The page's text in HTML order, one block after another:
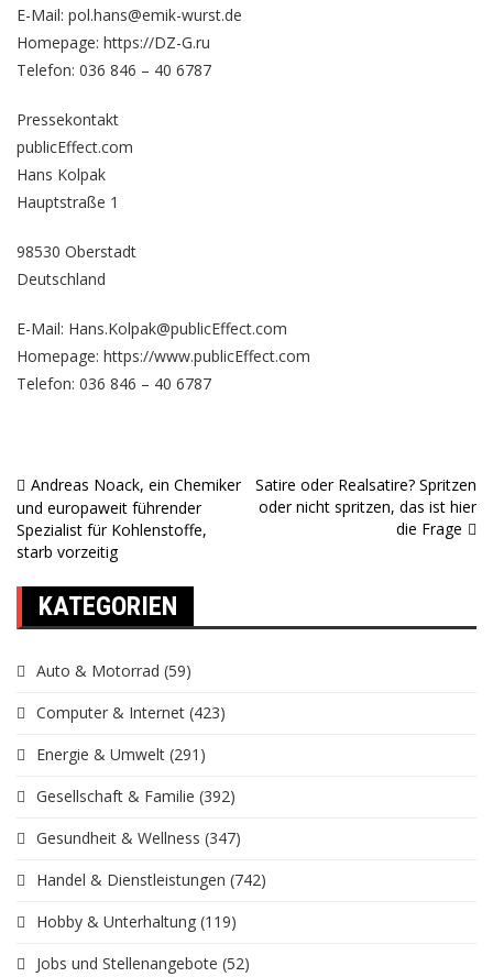
E-Mail: pol.hans@emik-wurst.de
Homepage: https://DZ-G.ru
Telefon: 036 846 – 40 6787
Pressekontakt
publicEffect.com
Hans Kolpak
Hauptstraße 1
98530 Oberstadt
Deutschland
E-Mail: Hans.Kolpak@publicEffect.com
Homepage: https://www.publicEffect.com
Telefon: 036 846 – 40 6787
Beitragsnavigation
Andreas Noack, ein Chemiker
und europaweit führender
Spezialist für Kohlenstoffe,
starb vorzeitig
Satire oder Realsatire? Spritzen
oder nicht spritzen, das ist hier
die Frage
KATEGORIEN
Auto & Motorrad (59)
Computer & Internet (423)
Energie & Umwelt (291)
Gesellschaft & Familie (392)
Gesundheit & Wellness (347)
Handel & Dienstleistungen (742)
Hobby & Unterhaltung (119)
Jobs und Stellenangebote (52)